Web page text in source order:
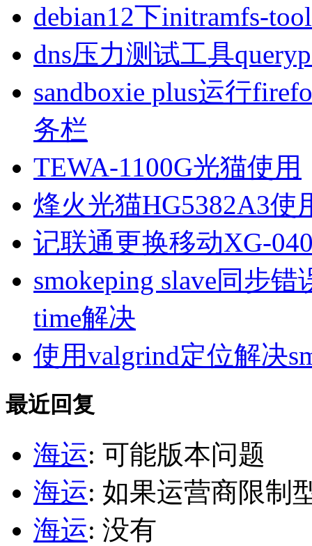
debian12下initramfs-
dns压力测试工具
sandboxie plus运行
务栏
TEWA-1100G光猫使用
烽火光猫HG5382A3使
记联通更换移动XG-
smokeping slave同步错
time解决
使用valgrind定位解决
最近回复
海运: 可能版本问题
海运: 如果运营商限制
海运: 没有